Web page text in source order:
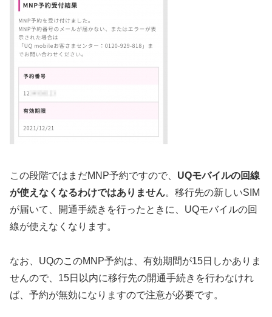
この段階ではまだMNP予約ですので、 UQモバイルの回線
が使えなくなるわけではありません。移行先の新しいSIM
が届いて、開通手続きを行ったときに、UQモバイルの回
線が使えなくなります。
なお、UQのこのMNP予約は、有効期間が15日しかありま
せんので、15日以内に移行先の開通手続きを行わなけれ
ば、予約が無効になりますので注意が必要です。